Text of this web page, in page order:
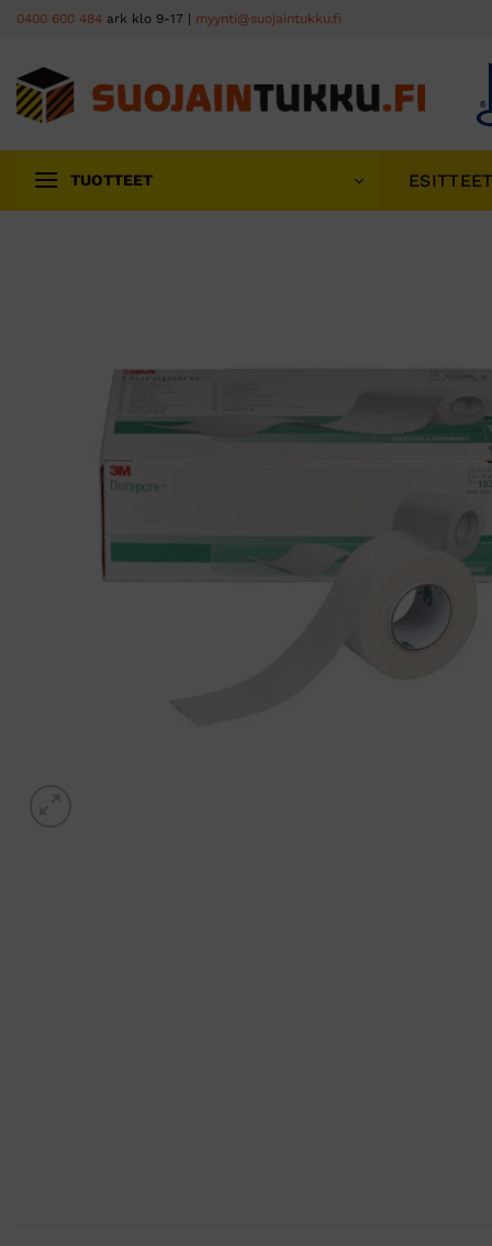
Skip
content
0400 600 484 ark klo 9-17 | myynti@suojaintukku.fi
TUOTTEET